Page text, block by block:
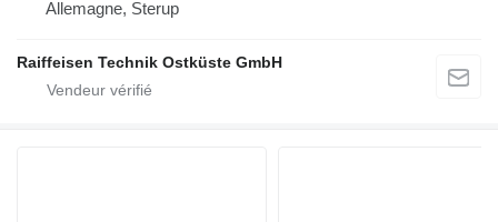
Allemagne, Sterup
Raiffeisen Technik Ostküste GmbH